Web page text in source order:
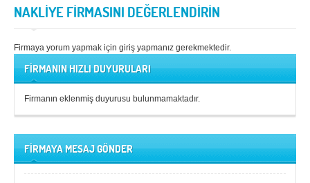
Yalova Yozgat
Zonguldak
MÜŞTERİ TALEPLERİ
DEFTER
NAKLİYECİ İLANLARI
NAKLİYE FİRMASINI DEĞERLENDİRİN
Firmaya yorum yapmak için giriş yapmanız gerekmektedir.
FİRMANIN HIZLI DUYURULARI
Firmanın eklenmiş duyurusu bulunmamaktadır.
FİRMAYA MESAJ GÖNDER